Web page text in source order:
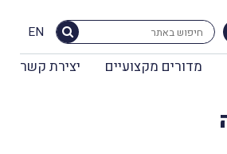
EN
מדורים מקצועיים יצירת קשר